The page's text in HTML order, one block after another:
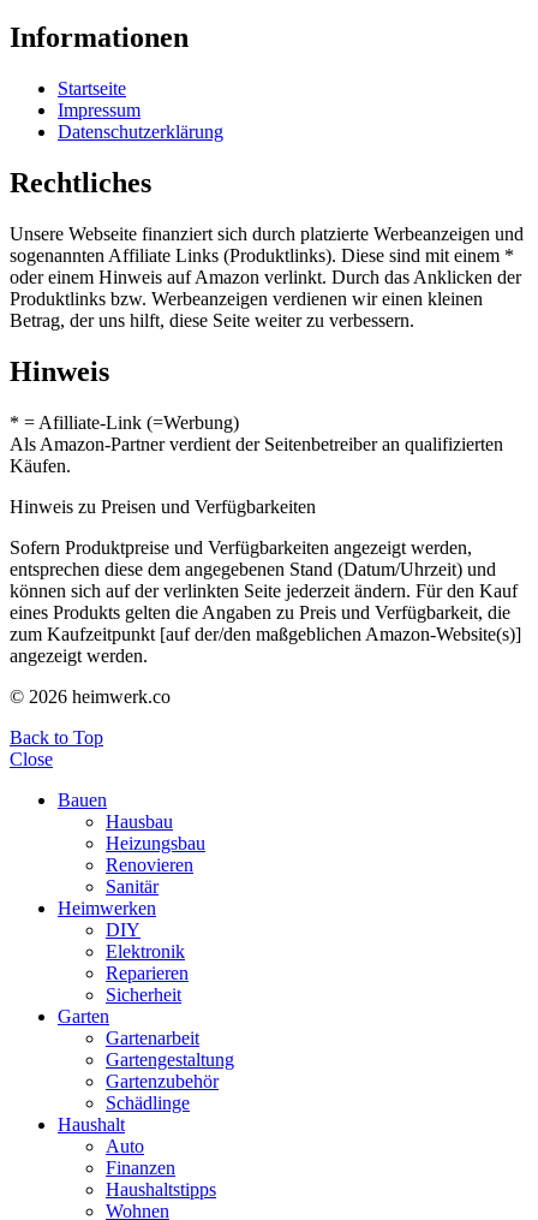
Informationen
Startseite
Impressum
Datenschutzerklärung
Rechtliches
Unsere Webseite finanziert sich durch platzierte Werbeanzeigen und
sogenannten Affiliate Links (Produktlinks). Diese sind mit einem *
oder einem Hinweis auf Amazon verlinkt. Durch das Anklicken der
Produktlinks bzw. Werbeanzeigen verdienen wir einen kleinen
Betrag, der uns hilft, diese Seite weiter zu verbessern.
Hinweis
* = Afilliate-Link (=Werbung)
Als Amazon-Partner verdient der Seitenbetreiber an qualifizierten
Käufen.
Hinweis zu Preisen und Verfügbarkeiten
Sofern Produktpreise und Verfügbarkeiten angezeigt werden,
entsprechen diese dem angegebenen Stand (Datum/Uhrzeit) und
können sich auf der verlinkten Seite jederzeit ändern. Für den Kauf
eines Produkts gelten die Angaben zu Preis und Verfügbarkeit, die
zum Kaufzeitpunkt [auf der/den maßgeblichen Amazon-Website(s)]
angezeigt werden.
© 2026 heimwerk.co
Back to Top
Close
Bauen
Hausbau
Heizungsbau
Renovieren
Sanitär
Heimwerken
DIY
Elektronik
Reparieren
Sicherheit
Garten
Gartenarbeit
Gartengestaltung
Gartenzubehör
Schädlinge
Haushalt
Auto
Finanzen
Haushaltstipps
Wohnen